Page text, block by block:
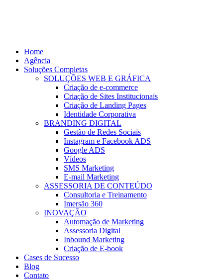
Home
Agência
Soluções Completas
SOLUÇÕES WEB E GRÁFICA
Criação de e-commerce
Criação de Sites Institucionais
Criação de Landing Pages
Identidade Corporativa
BRANDING DIGITAL
Gestão de Redes Sociais
Instagram e Facebook ADS
Google ADS
Vídeos
SMS Marketing
E-mail Marketing
ASSESSORIA DE CONTEÚDO
Consultoria e Treinamento
Imersão 360
INOVAÇÃO
Automação de Marketing
Assessoria Digital
Inbound Marketing
Criação de E-book
Cases de Sucesso
Blog
Contato